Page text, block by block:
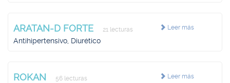
Leer más
ARATAN-D FORTE 21 lecturas
Antihipertensivo, Diurético
Leer más
ROKAN 56 lecturas